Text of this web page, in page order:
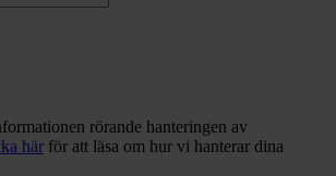
rörande hanteringen av
här för att läsa om hur vi hanterar dina